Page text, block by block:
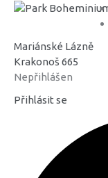
Mariánské Lázně
Krakonoš 665
Nepřihlášen
Přihlásit se